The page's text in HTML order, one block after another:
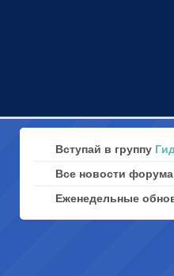
Вступай в группу
Все новости
Еженедельные